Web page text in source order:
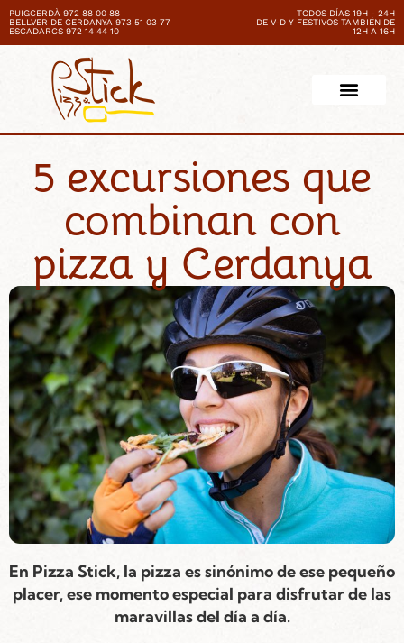
PUIGCERDÀ 972 88 00 88
BELLVER DE CERDANYA 973 51 03 77
ESCADARCS 972 14 44 10
TODOS DÍAS 19H - 24H
DE V-D Y FESTIVOS TAMBIÉN DE
12H A 16H
5 excursiones que
combinan con
pizza y Cerdanya
En Pizza Stick, la pizza es sinónimo de ese pequeño
placer, ese momento especial para disfrutar de las
maravillas del día a día.